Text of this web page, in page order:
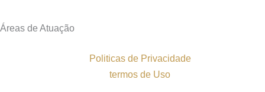
Áreas de Atuação
Politicas de Privacidade
termos de Uso